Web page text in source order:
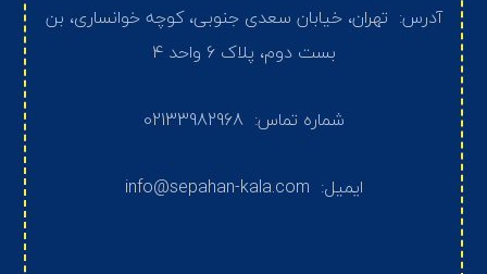
آدرس: تهران، خیابان سعدی جنوبی، کوچه خوانساری، بن
بست دوم، پلاک 6 واحد 4
شماره تماس: 02133982968
ایمیل: info@sepahan-kala.com